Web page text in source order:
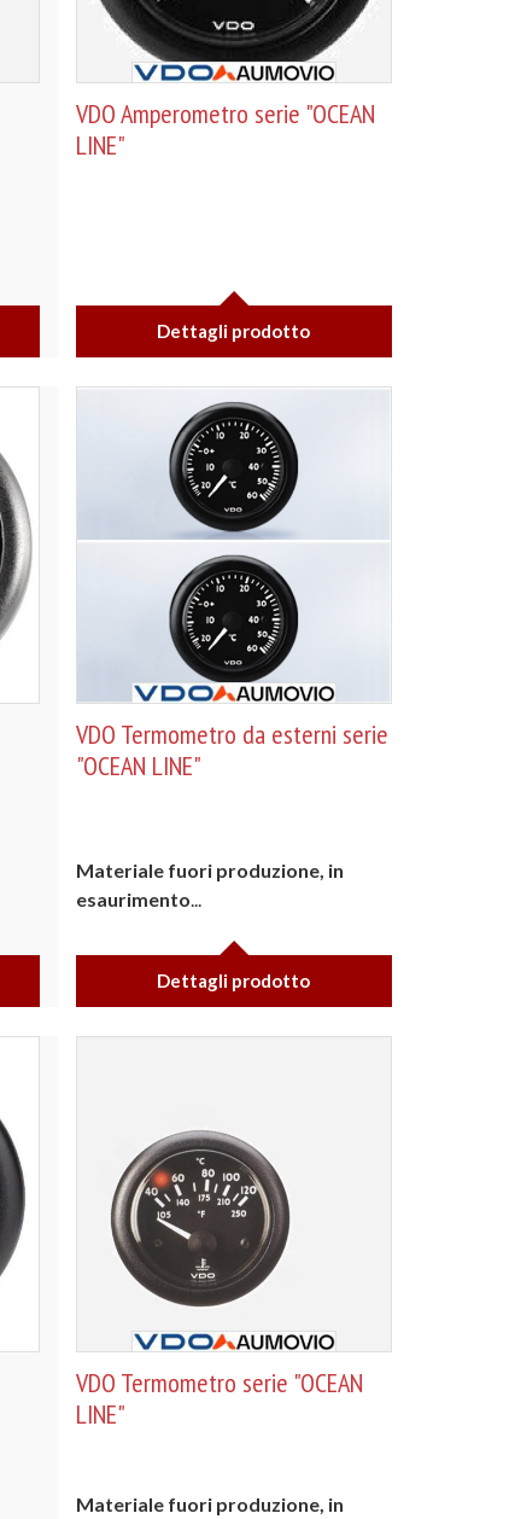
VDO Amperometro serie "OCEAN
LINE"
Dettagli prodotto
VDO Termometro da esterni serie
"OCEAN LINE"
Materiale fuori produzione, in
esaurimento
Dettagli prodotto
VDO Termometro serie "OCEAN
LINE"
Materiale fuori produzione, in